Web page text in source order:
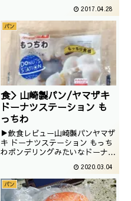
2017.04.28
パン
食＞山崎製パン/ヤマザキ
ドーナツステーション も
っちわ
▶飲食レビュー山崎製パンヤマザ
キ ドーナツステーション もっち
わポンデリングみたいなドーナツ
ョン豊かのドーナツステーション
シリーズでございます。撮影：
2019年10月
2020.03.04
パン